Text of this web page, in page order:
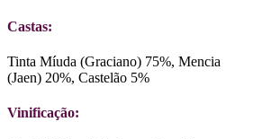
Castas:
Tinta Míuda (Graciano) 75%, Mencia
(Jaen) 20%, Castelão 5%
Vinificação: